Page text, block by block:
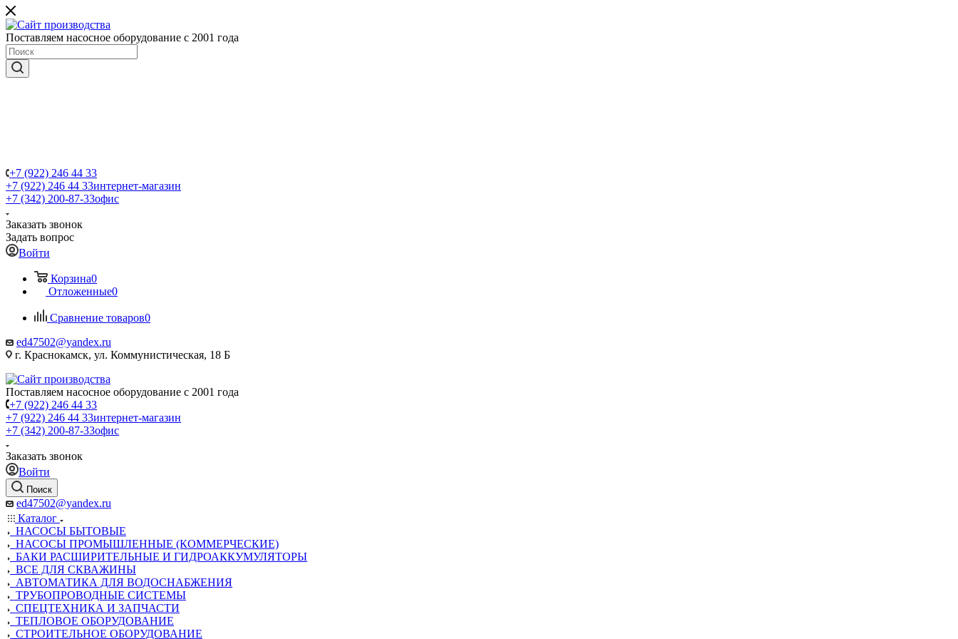
Поставляем насосное оборудование с 2001 года
+7 (922) 246 44 33
+7 (922) 246 44 33интернет-магазин
+7 (342) 200-87-33офис
Заказать звонок
Задать вопрос
Войти
Корзина0
Отложенные0
Сравнение товаров0
ed47502@yandex.ru
г. Краснокамск, ул. Коммунистическая, 18 Б
Поставляем насосное оборудование с 2001 года
+7 (922) 246 44 33
+7 (922) 246 44 33интернет-магазин
+7 (342) 200-87-33офис
Заказать звонок
Войти
Поиск
ed47502@yandex.ru
Каталог
НАСОСЫ БЫТОВЫЕ
НАСОСЫ ПРОМЫШЛЕННЫЕ (КОММЕРЧЕСКИЕ)
БАКИ РАСШИРИТЕЛЬНЫЕ И ГИДРОАККУМУЛЯТОРЫ
ВСЕ ДЛЯ СКВАЖИНЫ
АВТОМАТИКА ДЛЯ ВОДОСНАБЖЕНИЯ
ТРУБОПРОВОДНЫЕ СИСТЕМЫ
СПЕЦТЕХНИКА И ЗАПЧАСТИ
ТЕПЛОВОЕ ОБОРУДОВАНИЕ
СТРОИТЕЛЬНОЕ ОБОРУДОВАНИЕ